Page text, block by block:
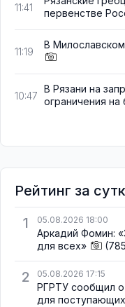
11:41
первенстве
11:19
В
10:47
В Рязани на
ограничения на
Рейтинг за
1
05.08.2026 18:00
Аркадий Фомин:
для всех»
2 05.08.2026 17:15
РГРТУ сообщил
для поступающих